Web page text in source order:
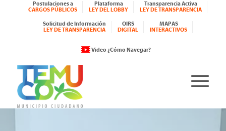
Postulaciones a
CARGOS PÚBLICOS
Plataforma
LEY DEL LOBBY
Transparencia Activa
LEY DE TRANSPARENCIA
Solicitud de Información
LEY DE TRANSPARENCIA
OIRS
DIGITAL
MAPAS
INTERACTIVOS
Video ¿Cómo Navegar?